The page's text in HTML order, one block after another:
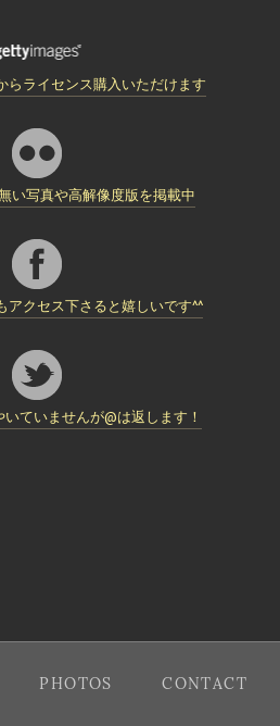
らライセンス購入いただけます
い写真や高解像度版を掲載中
クセス下さると嬉しいです^^
ていませんが@は返します！
PHOTOS CONTACT